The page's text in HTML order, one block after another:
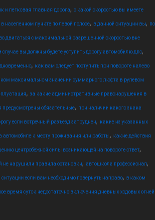
и легковая главная дорога, с какой скоростью вы имеете
населенном пункте по левой полосе, в данной ситуации вы, по
двигаться с максимальной разрешенной скоростью вне
случае вы должны будете уступить дорогу автомобилю дпс,
, как вам следует поступить при повороте налево
максимальном значении суммарного люфта в рулевом
, за какие административные правонарушения в
предусмотрены обязательные, при наличии какого знака
если встречный разъезд затруднен, какие из указанных
автомобиле к месту проживания или работы, какие действия
центробежной силы возникающей на повороте ответ,
не нарушили правила остановки, автошкола профессионал,
ситуации если вам необходимо повернуть направо, в каком
время суток недостаточно включения дневных ходовых огней